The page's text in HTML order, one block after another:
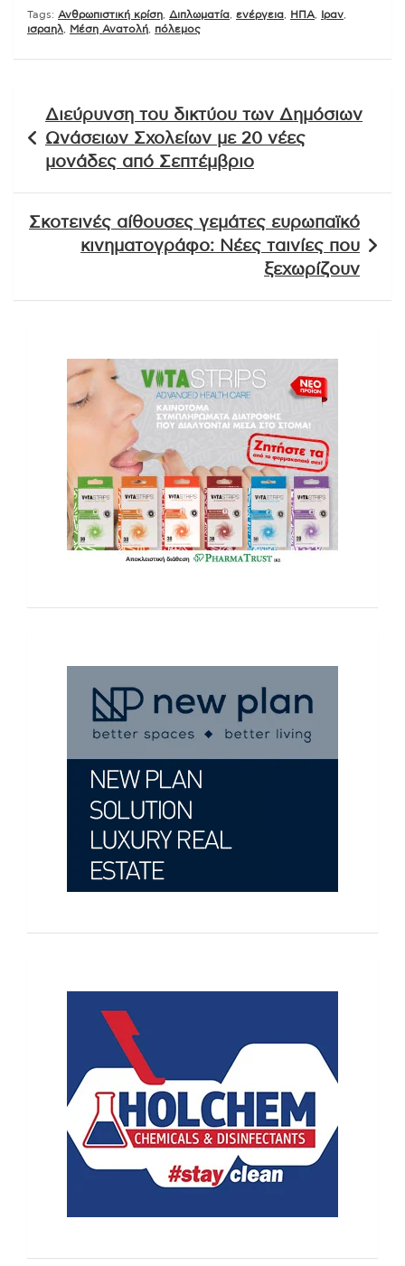
Tags: Ανθρωπιστική κρίση Διπλωματία ενέργεια ΗΠΑ Ιραν
ισραηλ
Μέση Ανατολή πόλεμος
άρθρων
Διεύρυνση του δικτύου των Δημόσιων
Ωνάσειων Σχολείων με 20 νέες
μονάδες από Σεπτέμβριο
Σκοτεινές αίθουσες γεμάτες ευρωπαϊκό
κινηματογράφο: Νέες ταινίες που
ξεχωρίζουν